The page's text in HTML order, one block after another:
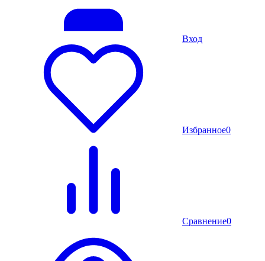
Вход
Избранное0
Сравнение0